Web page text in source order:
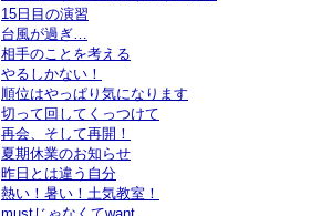
15日目の演習
台風が過ぎ…
相手のことを考える
やるしかない！
順位はやっぱり気になります
切って回してくっつけて
再会、そして再開！
夏期休業のお知らせ
昨日とは違う自分
熱い！暑い！土気教室！